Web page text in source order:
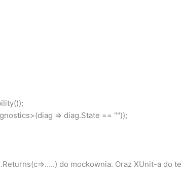
=> diag.State == ""));
do mockownia. Oraz XUnit-a do